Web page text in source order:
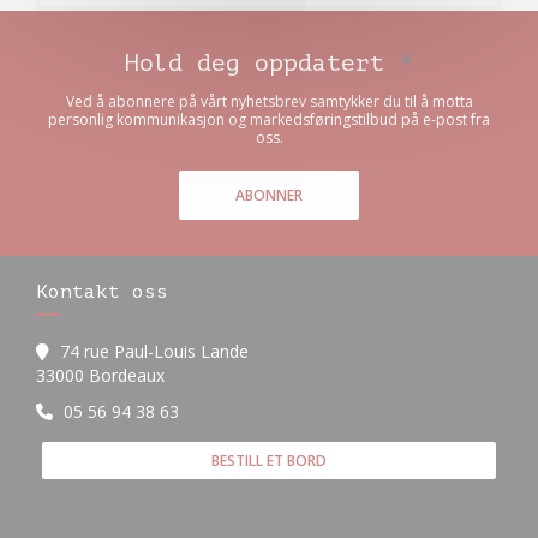
Hold deg oppdatert *
Ved å abonnere på vårt nyhetsbrev samtykker du til å motta
personlig kommunikasjon og markedsføringstilbud på e-post fra
oss.
ABONNER
Kontakt oss
74 rue Paul-Louis Lande
33000 Bordeaux((åpner i et nytt vindu))
05 56 94 38 63
BESTILL ET BORD